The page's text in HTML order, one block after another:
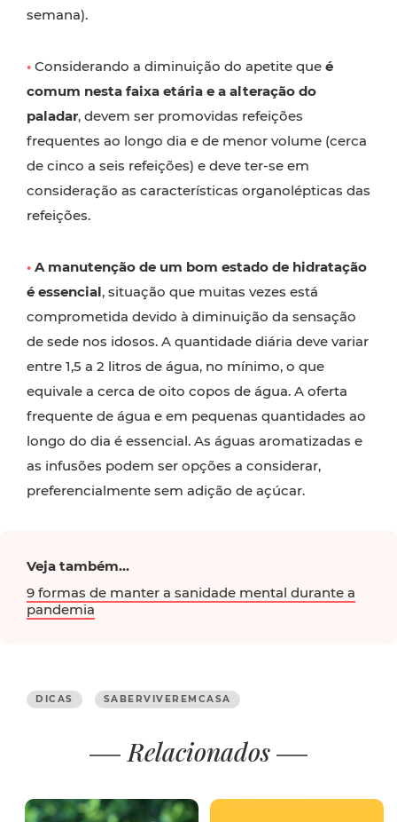
semana).
• Considerando a diminuição do apetite que é
comum nesta faixa etária e a alteração do
paladar, devem ser promovidas refeições
frequentes ao longo dia e de menor volume (cerca
de cinco a seis refeições) e deve ter-se em
consideração as características organolépticas das
refeições.
• A manutenção de um bom estado de hidratação
é essencial, situação que muitas vezes está
comprometida devido à diminuição da sensação
de sede nos idosos. A quantidade diária deve variar
entre 1,5 a 2 litros de água, no mínimo, o que
equivale a cerca de oito copos de água. A oferta
frequente de água e em pequenas quantidades ao
longo do dia é essencial. As águas aromatizadas e
as infusões podem ser opções a considerar,
preferencialmente sem adição de açúcar.
Veja também...
9 formas de manter a sanidade mental durante a
pandemia
DICAS SABERVIVEREMCASA
Relacionados